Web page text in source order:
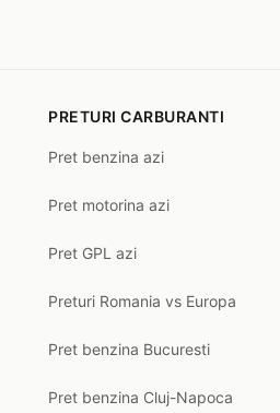
PRETURI CARBURANTI
Pret benzina azi
Pret motorina azi
Pret GPL azi
Preturi Romania vs Europa
Pret benzina Bucuresti
Pret benzina Cluj-Napoca